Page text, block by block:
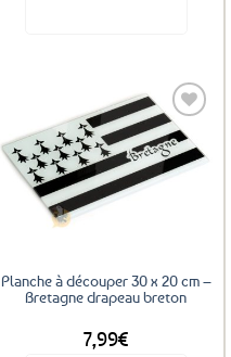
Ajouter
Planche à découper 30 x 20 cm –
Bretagne drapeau breton
7,99€